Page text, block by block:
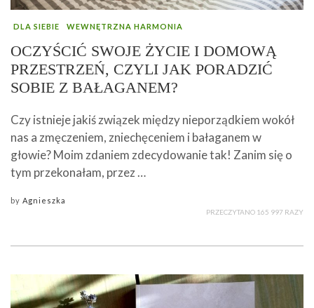
DLA SIEBIE WEWNĘTRZNA HARMONIA
OCZYŚCIĆ SWOJE ŻYCIE I DOMOWĄ
PRZESTRZEŃ, CZYLI JAK PORADZIĆ
SOBIE Z BAŁAGANEM?
Czy istnieje jakiś związek między nieporządkiem wokół
nas a zmęczeniem, zniechęceniem i bałaganem w
głowie? Moim zdaniem zdecydowanie tak! Zanim się o
tym przekonałam, przez …
by Agnieszka
PRZECZYTANO 165 997 RAZY